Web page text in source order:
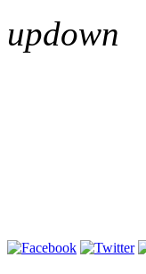
updown